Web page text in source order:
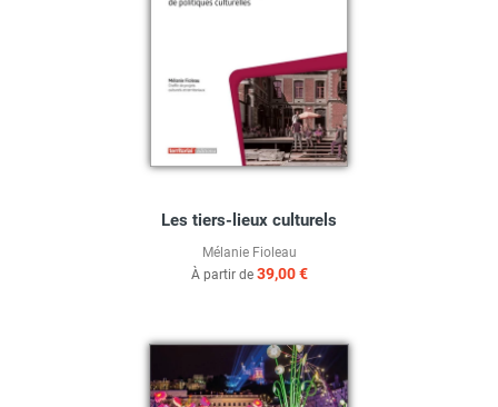
Les tiers-lieux culturels
Mélanie Fioleau
À partir de 39,00 €